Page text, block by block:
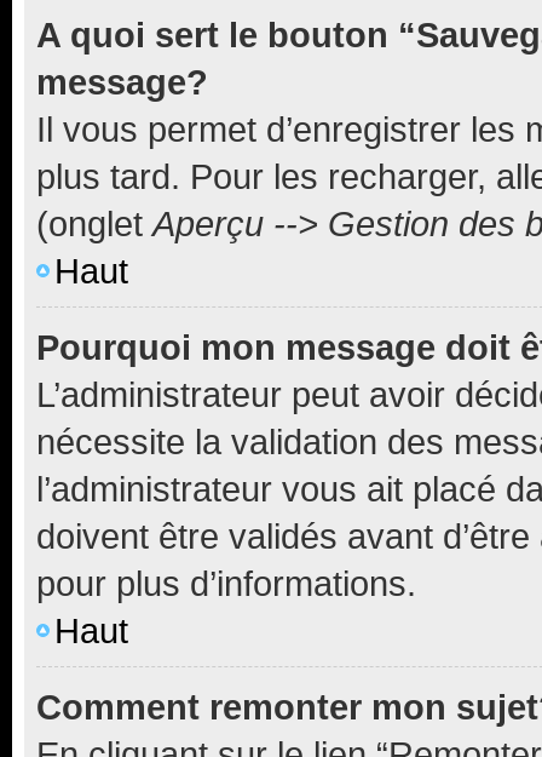
A quoi sert le bouton
message?
Il vous permet d’enregistrer
plus tard. Pour les recharger,
(ongletAperçu --> Gestion des
Haut
Pourquoi mon message doit
L’administrateur peut avoir
nécessite la validation des
l’administrateur vous ait placé
doivent être validés avant
pour plus d’informations.
Haut
Comment remonter mon